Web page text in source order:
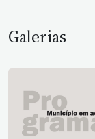
Galerias